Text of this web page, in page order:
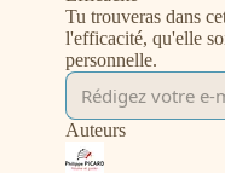
Tu trouveras dans
l'efficacité, qu'elle
personnelle.
Auteurs